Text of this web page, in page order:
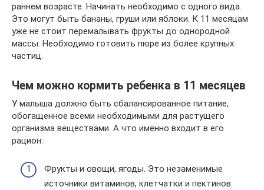
раннем возрасте. Начинать необходимо с одного вида.
Это могут быть бананы, груши или яблоки. К 11 месяцам
уже не стоит перемалывать фрукты до однородной
массы. Необходимо готовить пюре из более крупных
частиц.
Чем можно кормить ребенка в 11 месяцев
У малыша должно быть сбалансированное питание,
обогащенное всеми необходимыми для растущего
организма веществами. А что именно входит в его
рацион:
Фрукты и овощи, ягоды. Это незаменимые
источники витаминов, клетчатки и пектинов.